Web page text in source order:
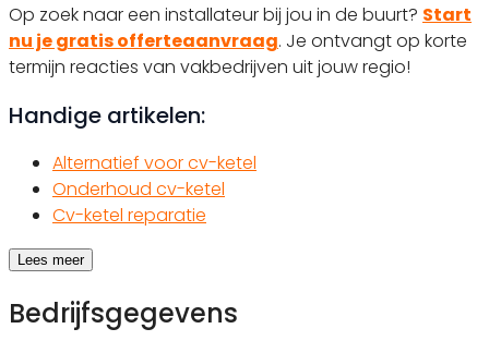
Op zoek naar een installateur bij jou in de buurt? Start
nu je gratis offerteaanvraag. Je ontvangt op korte
termijn reacties van vakbedrijven uit jouw regio!
Handige artikelen:
Alternatief voor cv-ketel
Onderhoud cv-ketel
Cv-ketel reparatie
Lees meer
Bedrijfsgegevens